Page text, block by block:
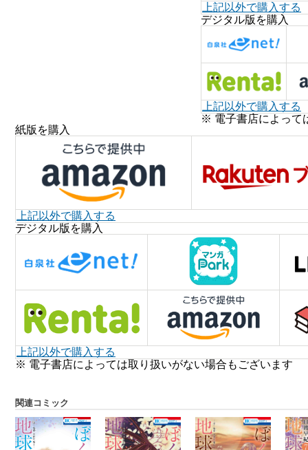
上記以外で購入する
デジタル版を購入
上記以外で購入する
※ 電子書店によって
紙版を購入
上記以外で購入する
デジタル版を購入
上記以外で購入する
※ 電子書店によっては取り扱いがない場合もございます
関連コミック